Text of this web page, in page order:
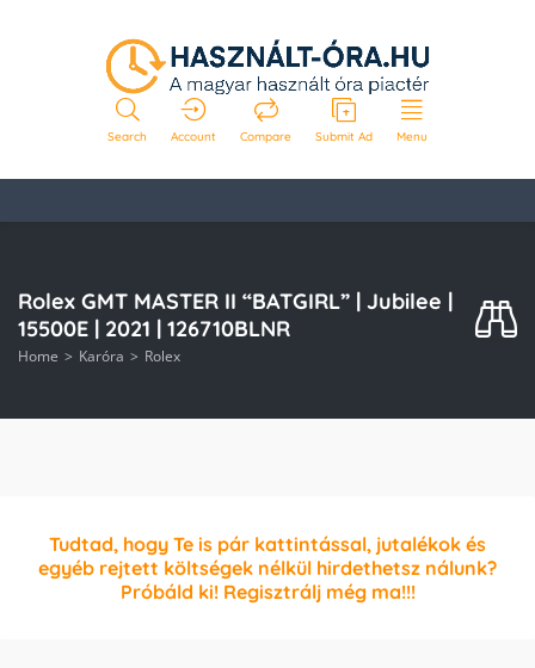
Search Account Compare Submit Ad Menu
Rolex GMT MASTER II “BATGIRL” | Jubilee |
15500E | 2021 | 126710BLNR
Home Karóra Rolex
Tudtad, hogy Te is pár kattintással, jutalékok és
egyéb rejtett költségek nélkül hirdethetsz nálunk?
Próbáld ki! Regisztrálj még ma!!!